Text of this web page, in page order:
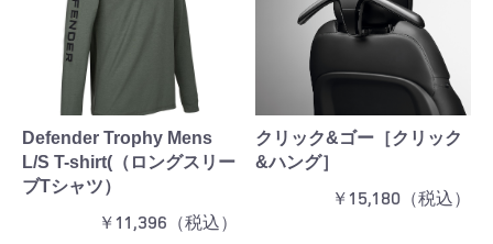
Defender Trophy Mens
L/S T-shirt(（ロングスリー
ブTシャツ）
￥11,396（税込）
クリック&ゴー［クリック
&ハング］
￥15,180（税込）